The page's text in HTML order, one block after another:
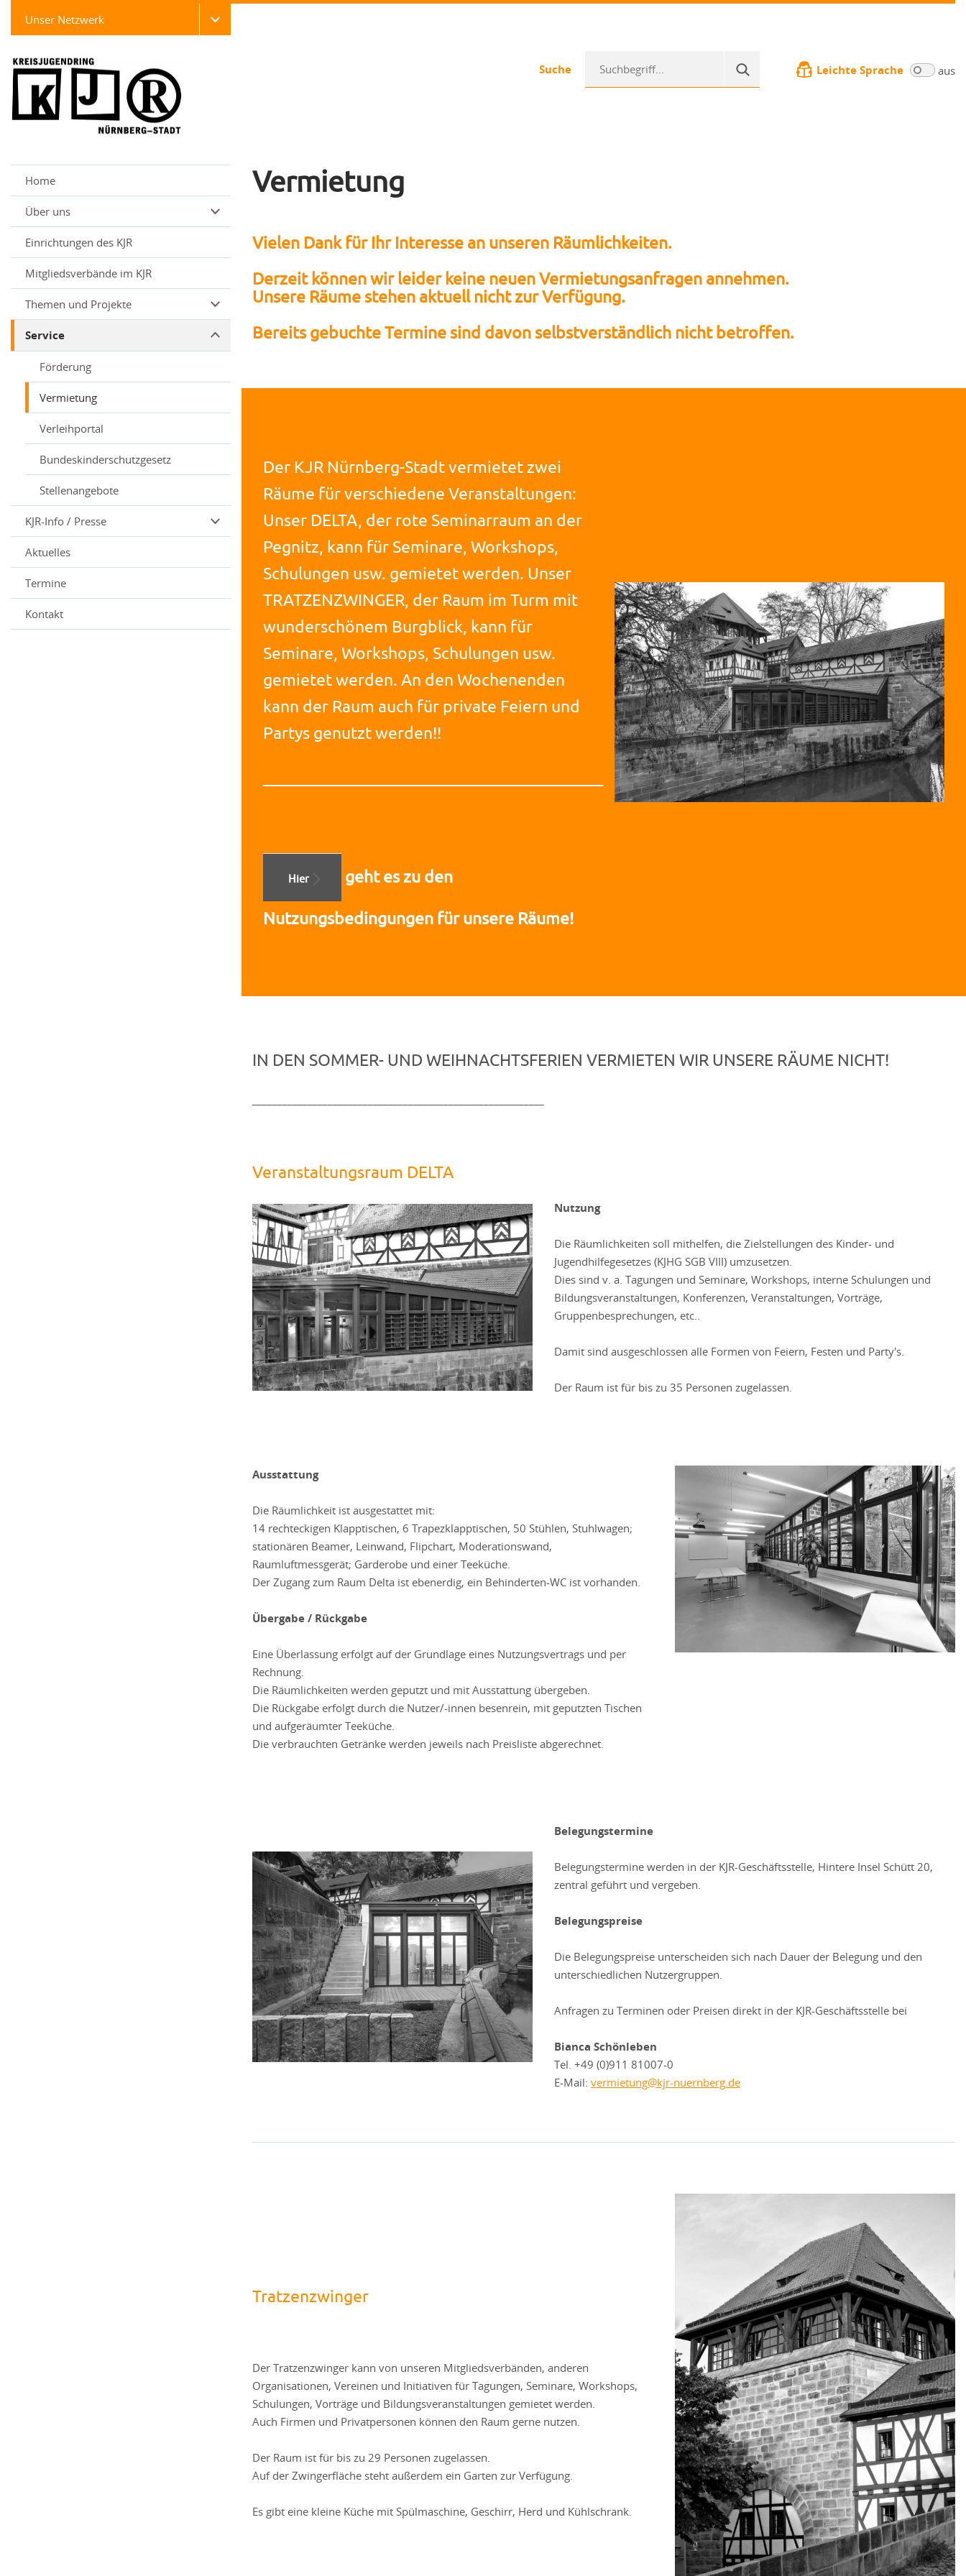
Unser Netzwerk
Suche Leichte Sprache aus
Home
Über uns
Einrichtungen des KJR
Mitgliedsverbände im KJR
Themen und Projekte
Service
Förderung
Vermietung
Verleihportal
Bundeskinderschutzgesetz
Stellenangebote
KJR-Info / Presse
Aktuelles
Termine
Kontakt
Vermietung
Vielen Dank für Ihr Interesse an unseren Räumlichkeiten.
Derzeit können wir leider keine neuen Vermietungsanfragen annehmen.
Unsere Räume stehen aktuell nicht zur Verfügung.
Bereits gebuchte Termine sind davon selbstverständlich nicht betroffen.
Der KJR Nürnberg-Stadt vermietet zwei
Räume für verschiedene Veranstaltungen:
Unser DELTA, der rote Seminarraum an der
Pegnitz, kann für Seminare, Workshops,
Schulungen usw. gemietet werden. Unser
TRATZENZWINGER, der Raum im Turm mit
wunderschönem Burgblick, kann für
Seminare, Workshops, Schulungen usw.
gemietet werden. An den Wochenenden
kann der Raum auch für private Feiern und
Partys genutzt werden!!
Hier geht es zu den
Nutzungsbedingungen für unsere Räume!
IN DEN SOMMER- UND WEIHNACHTSFERIEN VERMIETEN WIR UNSERE RÄUME NICHT!
Veranstaltungsraum DELTA
Nutzung
Die Räumlichkeiten soll mithelfen, die Zielstellungen des Kinder- und
Jugendhilfegesetzes (KJHG SGB VIII) umzusetzen.
Dies sind v. a. Tagungen und Seminare, Workshops, interne Schulungen und
Bildungsveranstaltungen, Konferenzen, Veranstaltungen, Vorträge,
Gruppenbesprechungen, etc..
Damit sind ausgeschlossen alle Formen von Feiern, Festen und Party's.
Der Raum ist für bis zu 35 Personen zugelassen.
Ausstattung
Die Räumlichkeit ist ausgestattet mit:
14 rechteckigen Klapptischen, 6 Trapezklapptischen, 50 Stühlen, Stuhlwagen;
stationären Beamer, Leinwand, Flipchart, Moderationswand,
Raumluftmessgerät; Garderobe und einer Teeküche.
Der Zugang zum Raum Delta ist ebenerdig, ein Behinderten-WC ist vorhanden.
Übergabe / Rückgabe
Eine Überlassung erfolgt auf der Grundlage eines Nutzungsvertrags und per
Rechnung.
Die Räumlichkeiten werden geputzt und mit Ausstattung übergeben.
Die Rückgabe erfolgt durch die Nutzer/-innen besenrein, mit geputzten Tischen
und aufgeräumter Teeküche.
Die verbrauchten Getränke werden jeweils nach Preisliste abgerechnet.
Belegungstermine
Belegungstermine werden in der KJR-Geschäftsstelle, Hintere Insel Schütt 20,
zentral geführt und vergeben.
Belegungspreise
Die Belegungspreise unterscheiden sich nach Dauer der Belegung und den
unterschiedlichen Nutzergruppen.
Anfragen zu Terminen oder Preisen direkt in der KJR-Geschäftsstelle bei
Bianca Schönleben
Tel. +49 (0)911 81007-0
E-Mail: vermietung@kjr-nuernberg.de
Tratzenzwinger
Der Tratzenzwinger kann von unseren Mitgliedsverbänden, anderen
Organisationen, Vereinen und Initiativen für Tagungen, Seminare, Workshops,
Schulungen, Vorträge und Bildungsveranstaltungen gemietet werden.
Auch Firmen und Privatpersonen können den Raum gerne nutzen.
Der Raum ist für bis zu 29 Personen zugelassen.
Auf der Zwingerfläche steht außerdem ein Garten zur Verfügung.
Es gibt eine kleine Küche mit Spülmaschine, Geschirr, Herd und Kühlschrank.